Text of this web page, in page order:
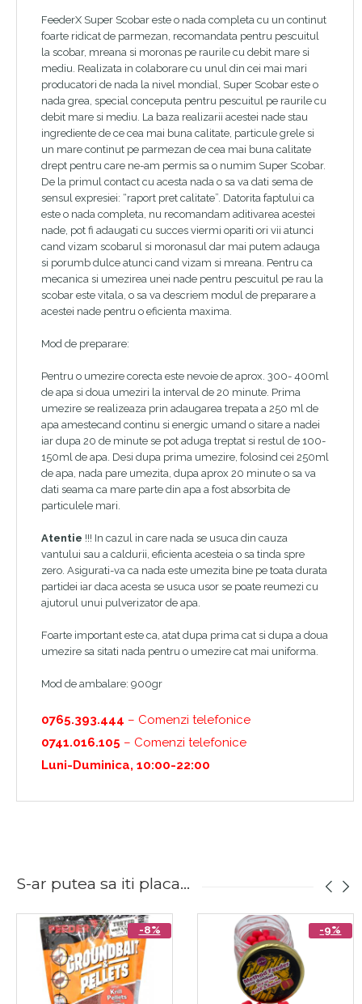
FeederX Super Scobar este o nada completa cu un continut
foarte ridicat de parmezan, recomandata pentru pescuitul
la scobar, mreana si moronas pe raurile cu debit mare si
mediu. Realizata in colaborare cu unul din cei mai mari
producatori de nada la nivel mondial, Super Scobar este o
nada grea, special conceputa pentru pescuitul pe raurile cu
debit mare si mediu. La baza realizarii acestei nade stau
ingrediente de ce cea mai buna calitate, particule grele si
un mare continut pe parmezan de cea mai buna calitate
drept pentru care ne-am permis sa o numim Super Scobar.
De la primul contact cu acesta nada o sa va dati sema de
sensul expresiei: “raport pret calitate”. Datorita faptului ca
este o nada completa, nu recomandam aditivarea acestei
nade, pot fi adaugati cu succes viermi opariti ori vii atunci
cand vizam scobarul si moronasul dar mai putem adauga
si porumb dulce atunci cand vizam si mreana. Pentru ca
mecanica si umezirea unei nade pentru pescuitul pe rau la
scobar este vitala, o sa va descriem modul de preparare a
acestei nade pentru o eficienta maxima.
Mod de preparare:
Pentru o umezire corecta este nevoie de aprox. 300- 400ml
de apa si doua umeziri la interval de 20 minute. Prima
umezire se realizeaza prin adaugarea trepata a 250 ml de
apa amestecand continu si energic umand o sitare a nadei
iar dupa 20 de minute se pot aduga treptat si restul de 100-
150ml de apa. Desi dupa prima umezire, folosind cei 250ml
de apa, nada pare umezita, dupa aprox 20 minute o sa va
dati seama ca mare parte din apa a fost absorbita de
particulele mari.
Atentie !!! In cazul in care nada se usuca din cauza
vantului sau a caldurii, eficienta acesteia o sa tinda spre
zero. Asigurati-va ca nada este umezita bine pe toata durata
partidei iar daca acesta se usuca usor se poate reumezi cu
ajutorul unui pulverizator de apa.
Foarte important este ca, atat dupa prima cat si dupa a doua
umezire sa sitati nada pentru o umezire cat mai uniforma.
Mod de ambalare: 900gr
0765.393.444 – Comenzi telefonice
0741.016.105 – Comenzi telefonice
Luni-Duminica, 10:00-22:00
S-ar putea sa iti placa...
-8% -9%